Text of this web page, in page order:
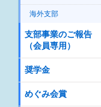
海外支部
支部事業のご報告
（会員専用）
奨学金
めぐみ会賞